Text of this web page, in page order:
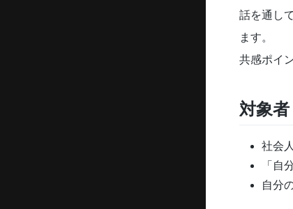
話を通し
ます。
共感ポイ
対象者
社会
「自
自分